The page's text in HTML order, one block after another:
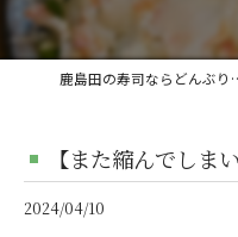
鹿島田の寿
【また縮んでしま
2024/04/10